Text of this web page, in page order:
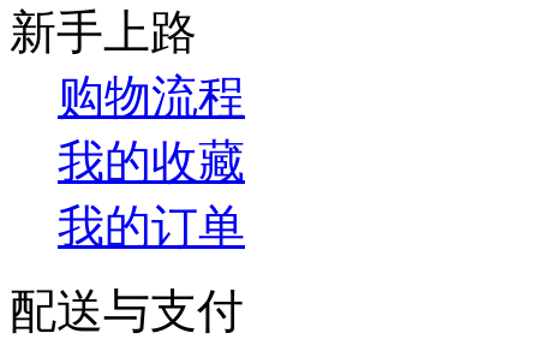
新手上路
购物流程
我的收藏
我的订单
配送与支付